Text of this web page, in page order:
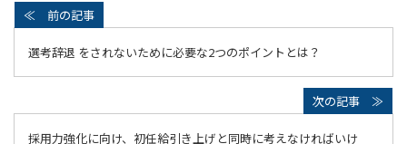
選考辞退 をされないために必要な2つのポイントとは？
採用力強化に向け、初任給引き上げと同時に考えなければいけ